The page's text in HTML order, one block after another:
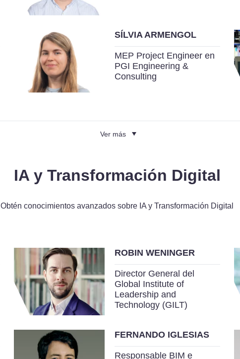
SÍLVIA ARMENGOL
MEP Project Engineer en
PGI Engineering &
Consulting
Ver más
IA y Transformación Digital
Obtén conocimientos avanzados sobre IA y Transformación Digital
ROBIN WENINGER
Director General del
Global Institute of
Leadership and
Technology (GILT)
FERNANDO IGLESIAS
Responsable BIM e